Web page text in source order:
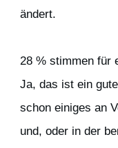
ändert.
28 % stimmen für
Ja, das ist ein
schon einiges an
und, oder in der